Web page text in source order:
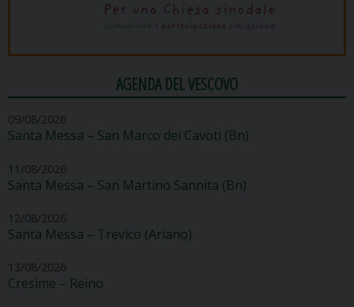
AGENDA DEL VESCOVO
09/08/2026
Santa Messa – San Marco dei Cavoti (Bn)
11/08/2026
Santa Messa – San Martino Sannita (Bn)
12/08/2026
Santa Messa – Trevico (Ariano)
13/08/2026
Cresime – Reino